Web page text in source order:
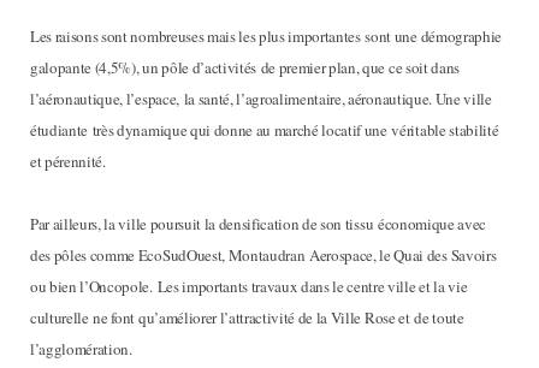
Les raisons sont nombreuses mais les plus importantes sont une démographie
galopante (4,5%), un pôle d’activités de premier plan, que ce soit dans
l’aéronautique, l’espace, la santé, l’agroalimentaire, aéronautique. Une ville
étudiante très dynamique qui donne au marché locatif une véritable stabilité
et pérennité.
Par ailleurs, la ville poursuit la densification de son tissu économique avec
des pôles comme EcoSudOuest, Montaudran Aerospace, le Quai des Savoirs
ou bien l’Oncopole. Les importants travaux dans le centre ville et la vie
culturelle ne font qu’améliorer l’attractivité de la Ville Rose et de toute
l’agglomération.